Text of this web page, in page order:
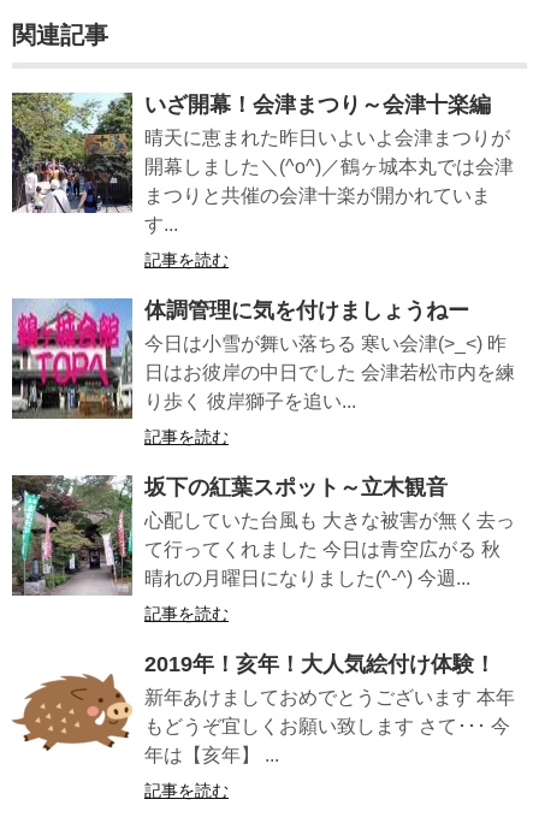
関連記事
いざ開幕！会津まつり～会津十楽編
晴天に恵まれた昨日いよいよ会津まつりが
開幕しました＼(^o^)／鶴ヶ城本丸では会津
まつりと共催の会津十楽が開かれていま
す...
記事を読む
体調管理に気を付けましょうねー
今日は小雪が舞い落ちる 寒い会津(>_<) 昨
日はお彼岸の中日でした 会津若松市内を練
り歩く 彼岸獅子を追い...
記事を読む
坂下の紅葉スポット～立木観音
心配していた台風も 大きな被害が無く去っ
て行ってくれました 今日は青空広がる 秋
晴れの月曜日になりました(^-^) 今週...
記事を読む
2019年！亥年！大人気絵付け体験！
新年あけましておめでとうございます 本年
もどうぞ宜しくお願い致します さて･･･ 今
年は【亥年】 ...
記事を読む